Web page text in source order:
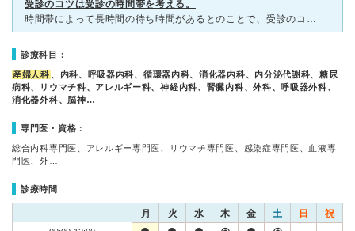
受診のコツは受診の時間帯を考える。
時間帯によって長時間の待ち時間があるとのことで、受診のコツとしては事前に空いている時間帯を電話で聞いておくことかなと思います。私は当日初診だったので電話にて予約が取れるか確認した際に教えていただきまし
診療科目：
産婦人科 、内科、呼吸器内科、循環器内科、消化器内科、内分泌代謝科、糖尿
病科、リウマチ科、アレルギー科、神経内科、腎臓内科、外科、呼吸器外科、
消化器外科、脳神…
専門医・資格：
総合内科専門医、アレルギー専門医、リウマチ専門医、感染症専門医、血液専
門医、外…
診療時間
月 火 水 木 金 土 日 祝